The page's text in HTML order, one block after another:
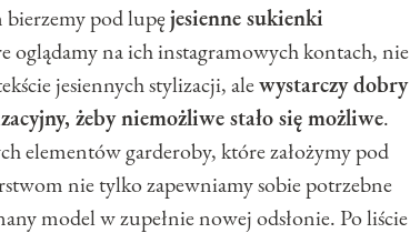
bierzemy pod lupęjesienne sukienki
oglądamy na ich instagramowych kontach, nie
jesiennych stylizacji, alewystarczy dobry
żeby niemożliwe stało się możliwe.
elementów garderoby, które założymy pod
nie tylko zapewniamy sobie potrzebne
model w zupełnie nowej odsłonie. Po liście